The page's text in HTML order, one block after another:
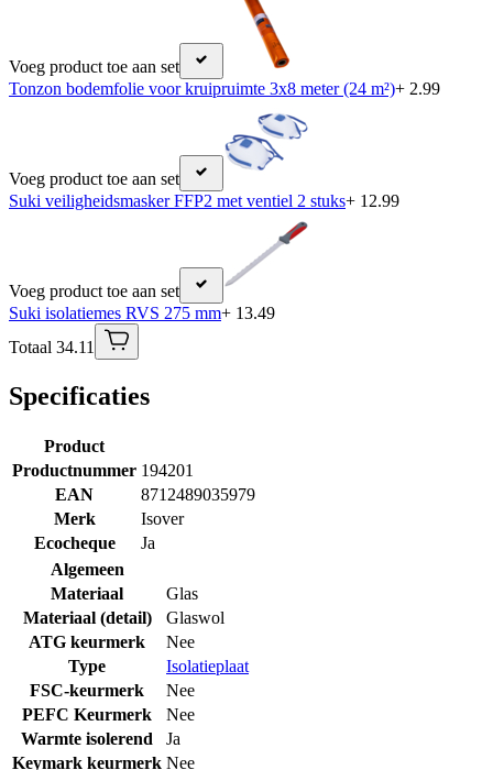
Voeg product toe aan set
Tonzon bodemfolie voor kruipruimte 3x8 meter (24 m²)+ 2.99
Voeg product toe aan set
Suki veiligheidsmasker FFP2 met ventiel 2 stuks+ 12.99
Voeg product toe aan set
Suki isolatiemes RVS 275 mm+ 13.49
Totaal 34.11
Specificaties
Product
Productnummer 194201
EAN
8712489035979
Merk
Isover
Ecocheque
Ja
Algemeen
Materiaal
Glas
Materiaal (detail)
Glaswol
ATG keurmerk
Nee
Type
Isolatieplaat
FSC-keurmerk
Nee
PEFC Keurmerk
Nee
Warmte isolerend
Ja
Keymark keurmerk Nee